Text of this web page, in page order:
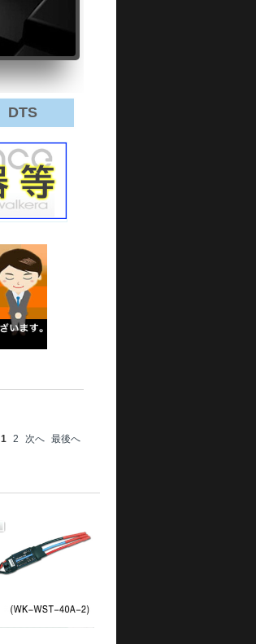
1 2 次へ 最後へ